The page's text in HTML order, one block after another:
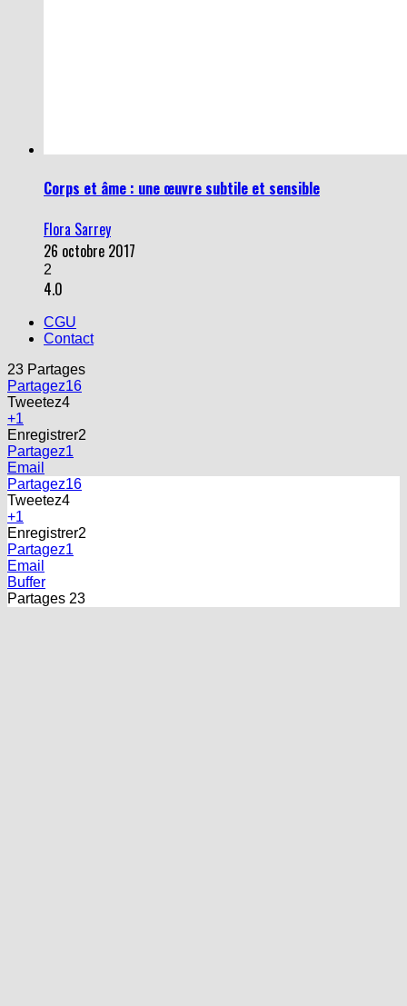
Corps et âme : une œuvre subtile et sensible
Flora Sarrey
26 octobre 2017
2
4.0
CGU
Contact
23 Partages
Partagez16
Tweetez4
+1
Enregistrer2
Partagez1
Email
Partagez16
Tweetez4
+1
Enregistrer2
Partagez1
Email
Buffer
Partages 23